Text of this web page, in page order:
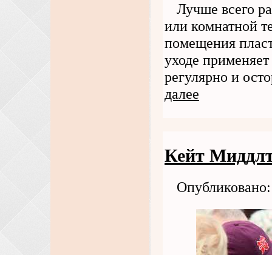
Лучше всего
или комнатной
помещения
уходе
регулярно и
далее
Кейт